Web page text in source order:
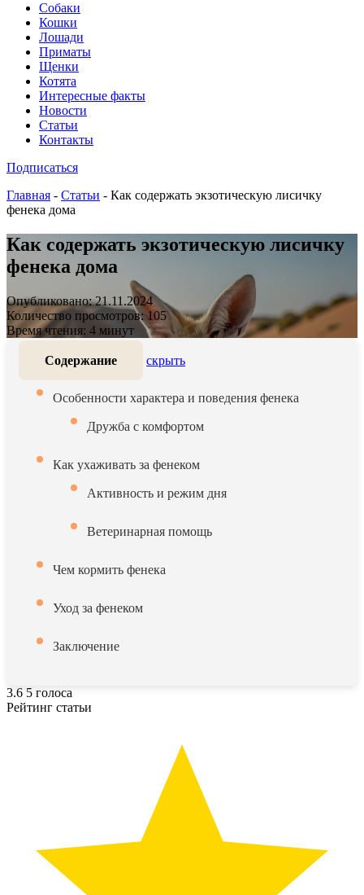
Собаки
Кошки
Лошади
Приматы
Щенки
Котята
Интересные факты
Новости
Статьи
Контакты
Подписаться
Главная - Статьи - Как содержать экзотическую лисичку
фенека дома
Как содержать экзотическую лисичку
фенека дома
Опубликовано: 21.11.2024
Количество просмотров: 105
Время чтения: 4 минут
Содержание скрыть
Особенности характера и поведения фенека
Дружба с комфортом
Как ухаживать за фенеком
Активность и режим дня
Ветеринарная помощь
Чем кормить фенека
Уход за фенеком
Заключение
3.6 5 голоса
Рейтинг статьи